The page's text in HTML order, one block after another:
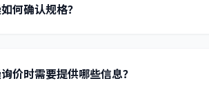
何确认规格？
价时需要提供哪些信息？